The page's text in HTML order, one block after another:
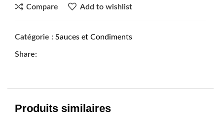
Compare Add to wishlist
Catégorie : Sauces et Condiments
Share:
Produits similaires